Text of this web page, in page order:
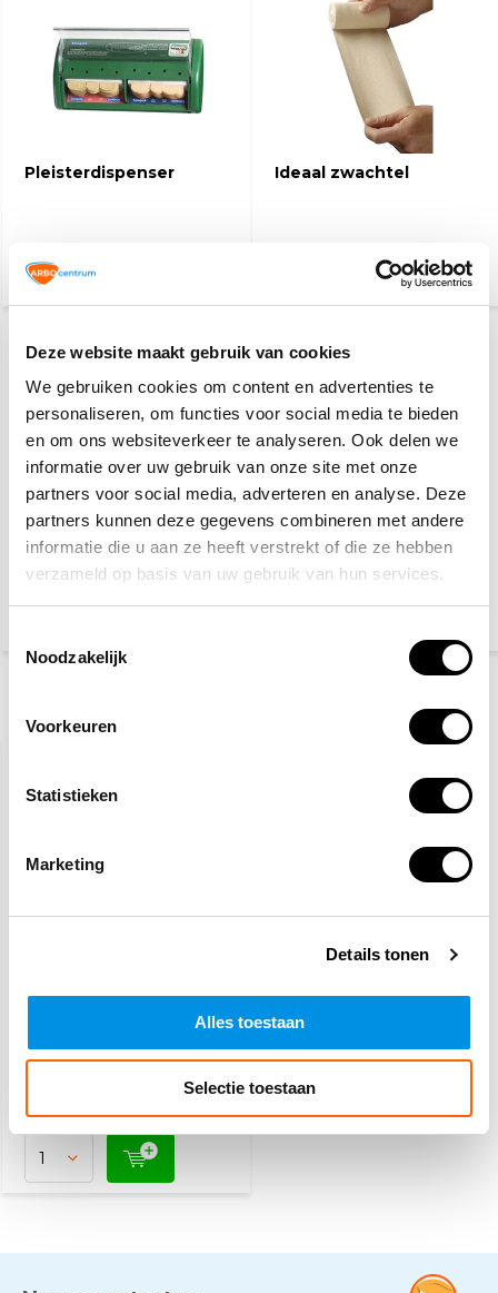
Deze website maakt gebruik van cookies
We gebruiken cookies om content en advertenties te
personaliseren, om functies voor social media te bieden
en om ons websiteverkeer te analyseren. Ook delen we
informatie over uw gebruik van onze site met onze
partners voor social media, adverteren en analyse. Deze
partners kunnen deze gegevens combineren met andere
informatie die u aan ze heeft verstrekt of die ze hebben
verzameld op basis van uw gebruik van hun services.
Noodzakelijk
Voorkeuren
Statistieken
Marketing
Details tonen
Alles toestaan
Selectie toestaan
Pleisterdispenser
23,50
(25,62 Incl. btw)
Ideaal zwachtel
Sporttape 10m x 3,8cm
3,60
EHBO koffer sport
71,40
Recent bekeken
3,10
(3,38 Incl. btw)
maandag in huis